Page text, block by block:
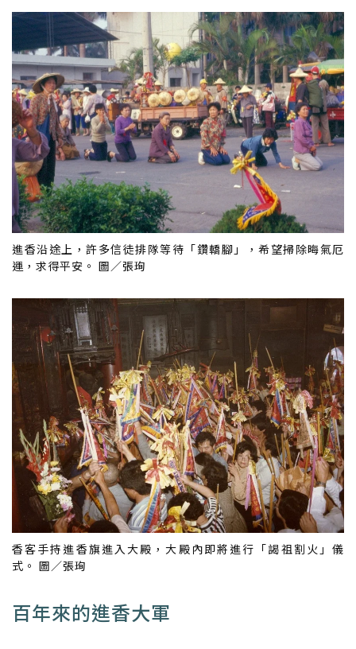
進香沿途上，許多信徒排隊等待「鑽轎腳」，希望掃除晦氣厄
運，求得平安。 圖／張珣
香客手持進香旗進入大殿，大殿內即將進行「謁祖割火」儀
式。 圖／張珣
百年來的進香大軍